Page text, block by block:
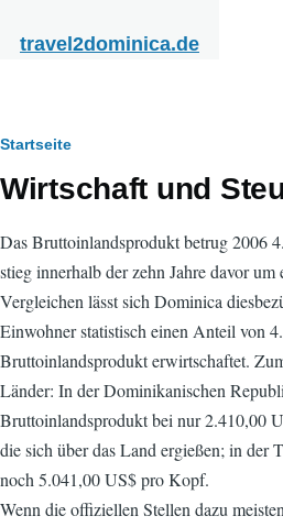
travel2dominica.de
Pfadnavigation
Startseite
Wirtschaft und
Das Bruttoinlandsprodukt betrug 2006
stieg innerhalb der zehn Jahre davor
Vergleichen lässt sich Dominica
Einwohner statistisch einen Anteil von
Bruttoinlandsprodukt erwirtschaftet.
Länder: In der Dominikanischen
Bruttoinlandsprodukt bei nur 2.410,00
die sich über das Land ergießen; in der
noch 5.041,00 US$ pro Kopf.
Wenn die offiziellen Stellen dazu